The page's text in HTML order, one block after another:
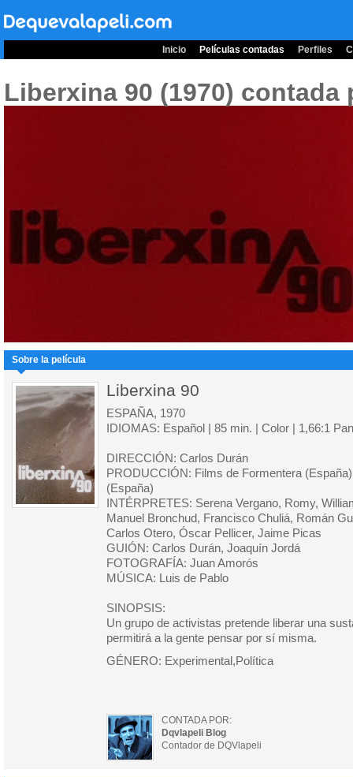
Inicio Películas contadas Perfiles
Liberxina 90 (1970) contada
Sobre la película
Liberxina 90
ESPAÑA, 1970
IDIOMAS: Español | 85 min. | Color | 1,66:1
DIRECCIÓN: Carlos Durán
PRODUCCIÓN: Films de Formentera
(España)
INTÉRPRETES: Serena Vergano, Romy,
Manuel Bronchud, Francisco Chuliá, Román
Carlos Otero, Óscar Pellicer, Jaime Picas
GUIÓN: Carlos Durán, Joaquín Jordá
FOTOGRAFÍA: Juan Amorós
MÚSICA: Luis de Pablo
SINOPSIS:
Un grupo de activistas pretende liberar una
permitirá a la gente pensar por sí misma.
GÉNERO: Experimental,Política
CONTADA POR:
Dqvlapeli Blog
Contador de DQVlapeli